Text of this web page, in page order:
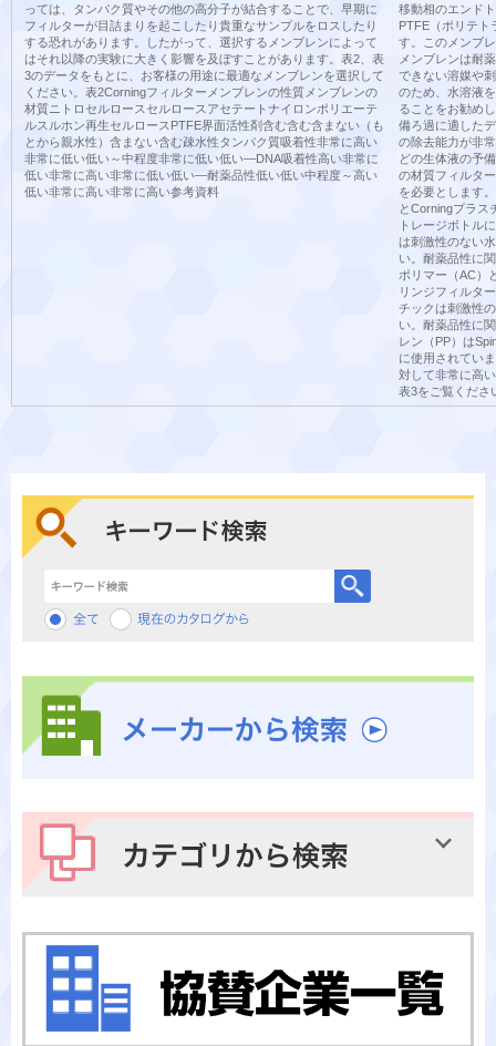
っては、タンパク質やその他の高分子が結合することで、早期に
フィルターが目詰まりを起こしたり貴重なサンプルをロスしたり
する恐れがあります。したがって、選択するメンブレンによって
はそれ以降の実験に大きく影響を及ぼすことがあります。表2、表
3のデータをもとに、お客様の用途に最適なメンブレンを選択して
ください。表2Corningフィルターメンブレンの性質メンブレンの
材質ニトロセルロースセルロースアセテートナイロンポリエーテ
ルスルホン再生セルロースPTFE界面活性剤含む含む含まない（も
とから親水性）含まない含む疎水性タンパク質吸着性非常に高い
非常に低い低い～中程度非常に低い低い―DNA吸着性高い非常に
低い非常に高い非常に低い低い―耐薬品性低い低い中程度～高い
低い非常に高い非常に高い参考資料
移動相のエンド
PTFE（ポリテト
す。このメンブ
メンブレンは耐
できない溶媒や
のため、水溶液
ることをお勧め
備ろ過に適した
の除去能力が非
どの生体液の予
の材質フィルタ
を必要とします
とCorningプラス
トレージボトル
は刺激性のない
い。耐薬品性に
ポリマー（AC）
リンジフィルタ
チックは刺激性
い。耐薬品性に
レン（PP）は
に使用されてい
対して非常に高
表3をご覧くださ
キーワード検索